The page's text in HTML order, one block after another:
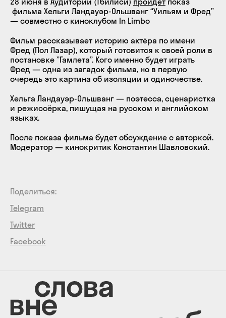
фильма Хельги Ландауэр-Ольшванг “Уильям и Фред”
— совместно с киноклубом In Limbo
Фильм рассказывает историю актёра по имени
Фред (Пол Лазар), который готовится к своей роли в
постановке ”Гамлета”. Кого именно будет играть
Фред — одна из загадок фильма, но в первую
очередь это картина об изоляции и одиночестве.
Хельга Ландауэр-Ольшванг — поэтесса, сценаристка
и режиссёрка, пишущая на русском и английском
языках.
После показа фильма будет обсуждение с авторкой.
Модератор — кинокритик Константин Шавловский.
Поделиться:
Telegram
Twitter
Facebook